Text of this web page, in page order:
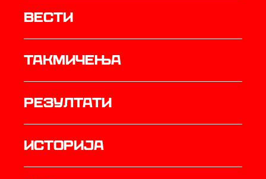
Вести
Такмичења
резултати
историја